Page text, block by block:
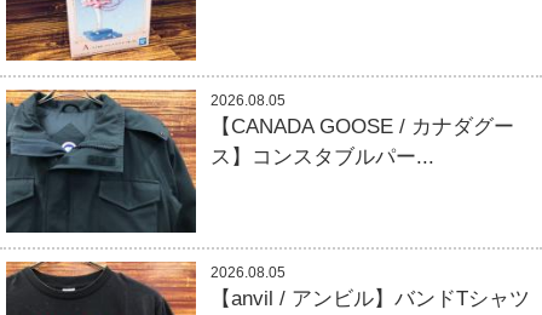
2026.08.05
【CANADA GOOSE / カナダグー
ス】コンスタブルパー...
2026.08.05
【anvil / アンビル】バンドTシャツ